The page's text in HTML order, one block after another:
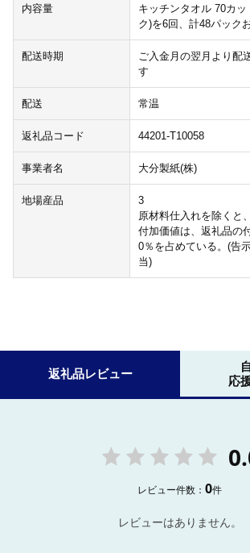
内容量
キッチンタオル 70カッ
ク)を6回、計48パック
配送時期
ご入金月の翌月より配
す
配送 常温
返礼品コード 44201-T10058
事業者名 大分製紙(株)
地場産品
3
原材料仕入れを除くと
付加価値は、返礼品の
0％を占めている。(告
当)
返礼品レビュー
応
レビュー件数：0件
レビューはありません。